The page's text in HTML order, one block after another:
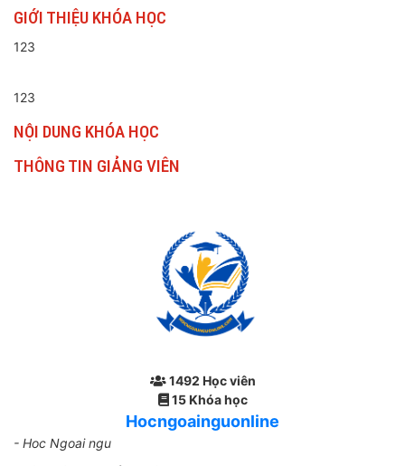
GIỚI THIỆU KHÓA HỌC
123
123
NỘI DUNG KHÓA HỌC
THÔNG TIN GIẢNG VIÊN
1492 Học viên
15 Khóa học
Hocngoainguonline
- Hoc Ngoai ngu